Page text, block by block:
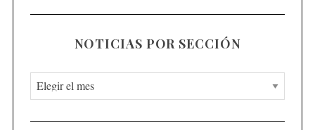
NOTICIAS POR SECCIÓN
N
o
t